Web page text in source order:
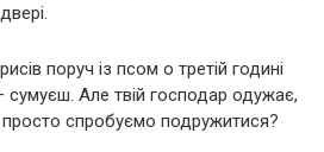
поруч із псом о третій годині
Але твій господар одужає,
спробуємо подружитися?